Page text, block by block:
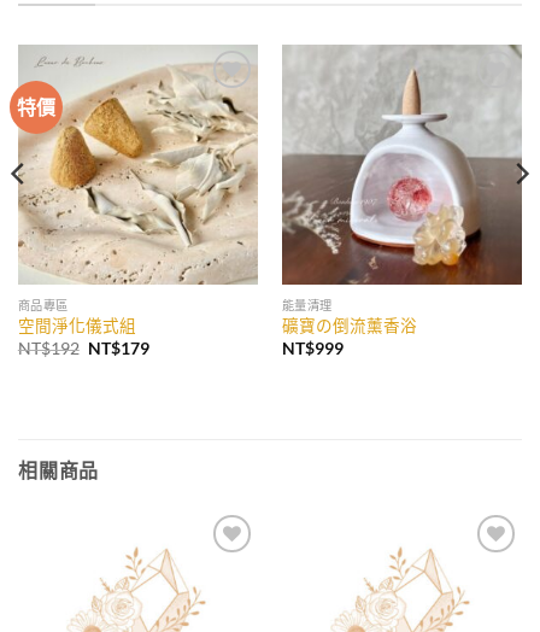
特價
加入
收藏
商品專區
空間淨化儀式組
NT$192 原
NT$179目
收藏
能量清理
礦寶の倒流薰香浴
NT$999
相關商品